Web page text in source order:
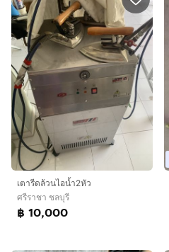
เตารีดล้วนไอน้ำ2หัว
ศรีราชา ชลบุรี
฿ 10,000